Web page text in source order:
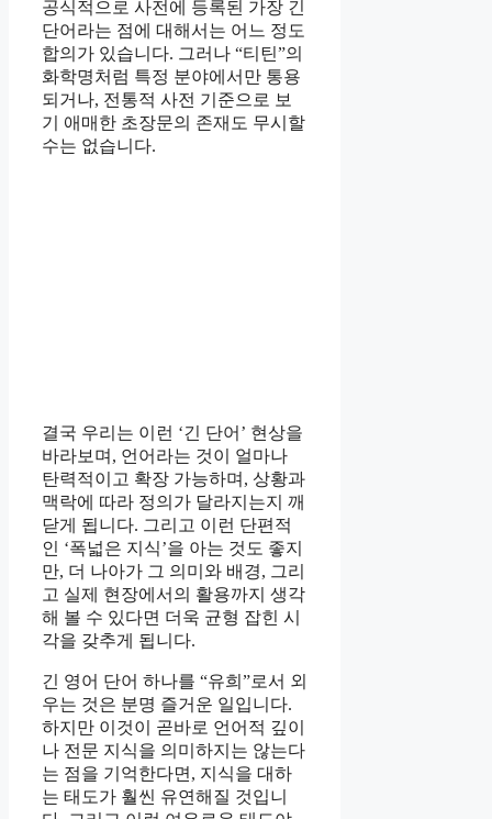
공식적으로 사전에 등록된 가장 긴
단어라는 점에 대해서는 어느 정도
합의가 있습니다. 그러나 “티틴”의
화학명처럼 특정 분야에서만 통용
되거나, 전통적 사전 기준으로 보
기 애매한 초장문의 존재도 무시할
수는 없습니다.
결국 우리는 이런 ‘긴 단어’ 현상을
바라보며, 언어라는 것이 얼마나
탄력적이고 확장 가능하며, 상황과
맥락에 따라 정의가 달라지는지 깨
닫게 됩니다. 그리고 이런 단편적
인 ‘폭넓은 지식’을 아는 것도 좋지
만, 더 나아가 그 의미와 배경, 그리
고 실제 현장에서의 활용까지 생각
해 볼 수 있다면 더욱 균형 잡힌 시
각을 갖추게 됩니다.
긴 영어 단어 하나를 “유희”로서 외
우는 것은 분명 즐거운 일입니다.
하지만 이것이 곧바로 언어적 깊이
나 전문 지식을 의미하지는 않는다
는 점을 기억한다면, 지식을 대하
는 태도가 훨씬 유연해질 것입니